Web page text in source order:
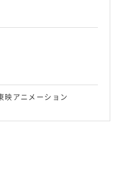
映アニメーション